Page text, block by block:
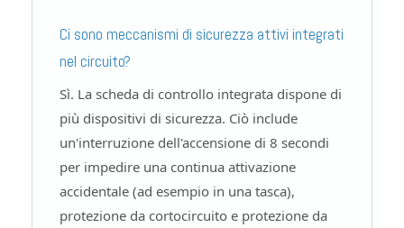
Ci sono meccanismi di sicurezza attivi integrati
nel circuito?
Sì. La scheda di controllo integrata dispone di
più dispositivi di sicurezza. Ciò include
un'interruzione dell'accensione di 8 secondi
per impedire una continua attivazione
accidentale (ad esempio in una tasca),
protezione da cortocircuito e protezione da